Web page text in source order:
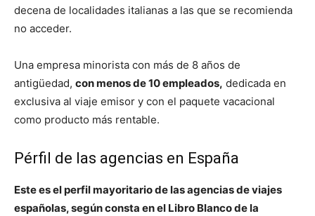
decena de localidades italianas a las que se recomienda
no acceder.
Una empresa minorista con más de 8 años de
antigüedad, con menos de 10 empleados, dedicada en
exclusiva al viaje emisor y con el paquete vacacional
como producto más rentable.
Pérfil de las agencias en España
Este es el perfil mayoritario de las agencias de viajes
españolas, según consta en el Libro Blanco de la